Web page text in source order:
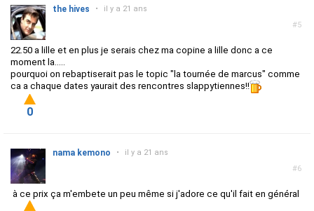
#5
the hives • il y a 21 ans
22.50 a lille et en plus je serais chez ma copine a lille donc a ce
moment la.....
pourquoi on rebaptiserait pas le topic "la tournée de marcus" comme
ca a chaque dates yaurait des rencontres slappytiennes!!
0
#6
nama kemono • il y a 21 ans
à ce prix ça m'embete un peu même si j'adore ce qu'il fait en général